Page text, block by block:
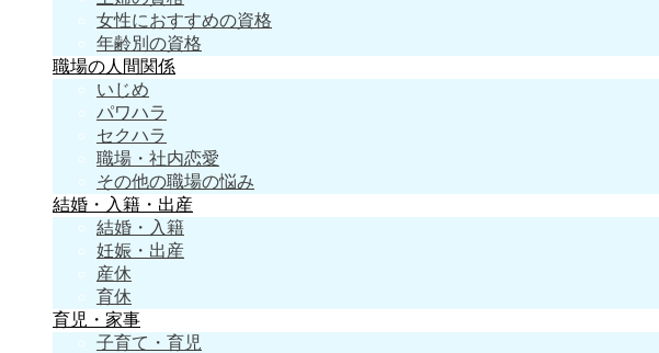
女性におすすめの資格
年齢別の資格
職場の人間関係
いじめ
パワハラ
セクハラ
職場・社内恋愛
その他の職場の悩み
結婚・入籍・出産
結婚・入籍
妊娠・出産
産休
育休
育児・家事
子育て・育児